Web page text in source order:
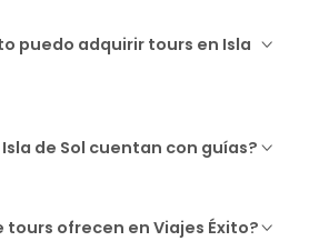
puedo adquirir tours en Isla
de Sol cuentan con guías?
tours ofrecen en Viajes Éxito?